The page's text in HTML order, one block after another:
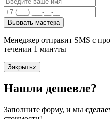
Вызвать мастера
Менеджер отправит SMS с
течении 1 минуты
Закрытьx
Нашли дешевле?
Заполните форму, и мы